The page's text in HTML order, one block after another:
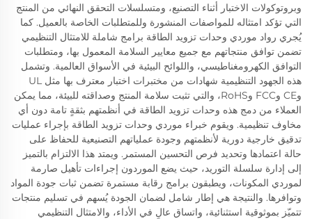
وبروتوكولات الاختبار أثناء التصنيع، ومتسلسلات التحقق النهائي من المنتج
التي تؤكد امتثاله للمواصفات المنشورة وللمتطلبات الخاصة بالعميل. كما
يُجري رواد موردي وحدات تزويد الطاقة برامج شاملة للامتثال التنظيمي
تضمن توافق منتجاتهم مع جميع معايير السلامة المعمول بها، ومتطلبات
التوافق الكهرومغناطيسي، واللوائح البيئية في الأسواق العالمية. وتشمل
هذه الجهود التنظيمية شهادات من مختبرات اختبار معترف بها مثل UL
وCE وFCC وRoHS، والتي تثبت سلامة المنتج وصداقته للبيئة، مما يمكن
العملاء من دمج هذه وحدات تزويد الطاقة في أنظمتهم بثقةٍ تامة دون أي
مخاوف تنظيمية. ويقوم خبراء موردي وحدات تزويد الطاقة بإجراء عمليات
تدقيق خارجية دورية لأنظمتهم وجودة عملياتهم التصنيعية للحفاظ على
حالة اعتمادها وتحديد فرص التحسين المستمر. ويمتد هذا الالتزام بالتميز
إلى إدارة سلسلة التوريد، حيث يضع الموردون إجراءات تأهيل صارمة
لموردي المكونات، ويطبقون برامج رقابة مستمرة تضمن ثبات جودة المواد
وتوافرها. والنتيجة هي إطار شامل لضمان الجودة يُسهم في تسليم منتجات
تتميّز بموثوقية استثنائية، واتساق عالٍ في الأداء، والامتثال التنظيمي